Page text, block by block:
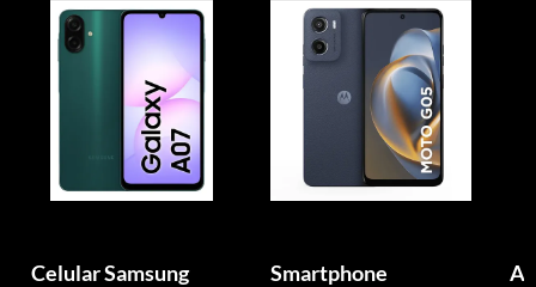
Celular Samsung
Smartphone